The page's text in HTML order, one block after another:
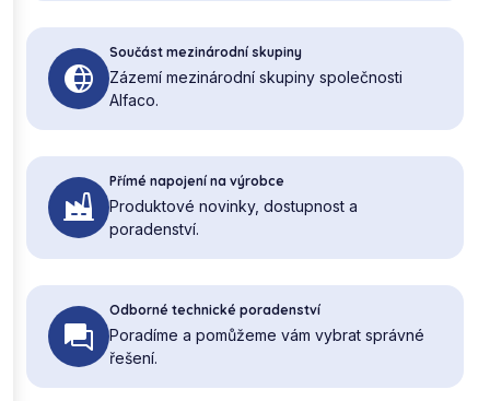
Součást mezinárodní skupiny
Zázemí mezinárodní skupiny společnosti
Alfaco.
Přímé napojení na výrobce
Produktové novinky, dostupnost a
poradenství.
Odborné technické poradenství
Poradíme a pomůžeme vám vybrat správné
řešení.